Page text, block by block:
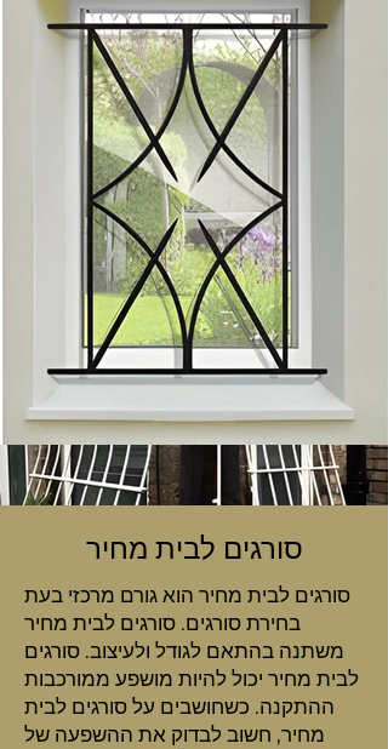
סורגים לבית מחיר
סורגים לבית מחיר הוא גורם מרכזי בעת
בחירת סורגים. סורגים לבית מחיר
משתנה בהתאם לגודל ולעיצוב. סורגים
לבית מחיר יכול להיות מושפע ממורכבות
ההתקנה. כשחושבים על סורגים לבית
מחיר, חשוב לבדוק את ההשפעה של